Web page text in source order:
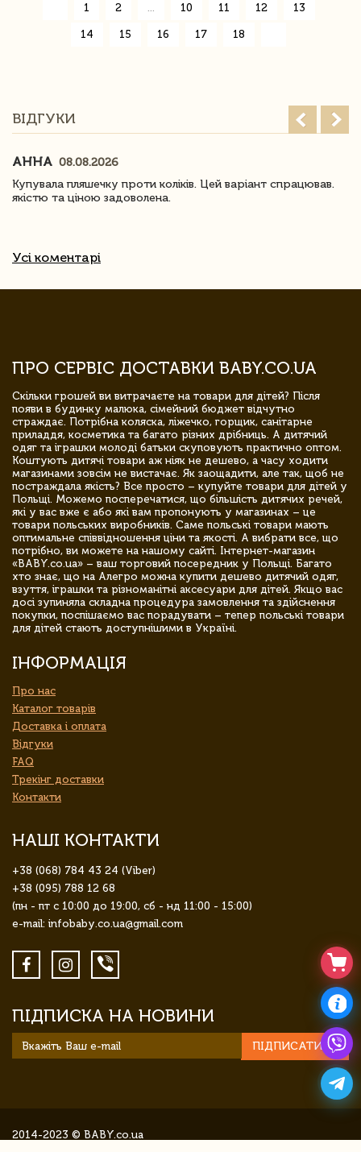
1 2 10 11 12 13
14 15 16 17 18
ВІДГУКИ
АННА 08.08.2026
Купувала пляшечку проти коліків. Цей варіант спрацював.
якістю та ціною задоволена.
Усі коментарі
ПРО СЕРВІС ДОСТАВКИ BABY.CO.UA
Скільки грошей ви витрачаєте на товари для дітей? Після
появи в будинку малюка, сімейний бюджет відчутно
страждає. Потрібна коляска, ліжечко, горщик, санітарне
приладдя, косметика та багато різних дрібниць. А дитячий
одяг та іграшки молоді батьки скуповують практично оптом.
Коштують дитячі товари аж ніяк не дешево, а часу ходити
магазинами зовсім не вистачає. Як заощадити, але так, щоб не
постраждала якість? Все просто – купуйте товари для дітей у
Польщі. Можемо посперечатися, що більшість дитячих речей,
які у вас вже є або які вам пропонують у магазинах – це
товари польських виробників. Саме польські товари мають
оптимальне співвідношення ціни та якості. А вибрати все, що
потрібно, ви можете на нашому сайті. Інтернет-магазин
«BABY.co.ua» – ваш торговий посередник у Польщі. Багато
хто знає, що на Алегро можна купити дешево дитячий одяг,
взуття, іграшки та різноманітні аксесуари для дітей. Якщо вас
досі зупиняла складна процедура замовлення та здійснення
покупки, поспішаємо вас порадувати – тепер польські товари
для дітей стають доступнішими в Україні.
ІНФОРМАЦІЯ
Про нас
Каталог товарів
Доставка і оплата
Відгуки
FAQ
Трекінг доставки
Контакти
НАШІ КОНТАКТИ
+38 (068) 784 43 24 (Viber)
+38 (095) 788 12 68
(пн - пт с 10:00 до 19:00, сб - нд 11:00 - 15:00)
e-mail: infobaby.co.ua@gmail.com
ПІДПИСКА НА НОВИНИ
ПІДПИСАТИСЯ
2014-2023 © BABY.co.ua